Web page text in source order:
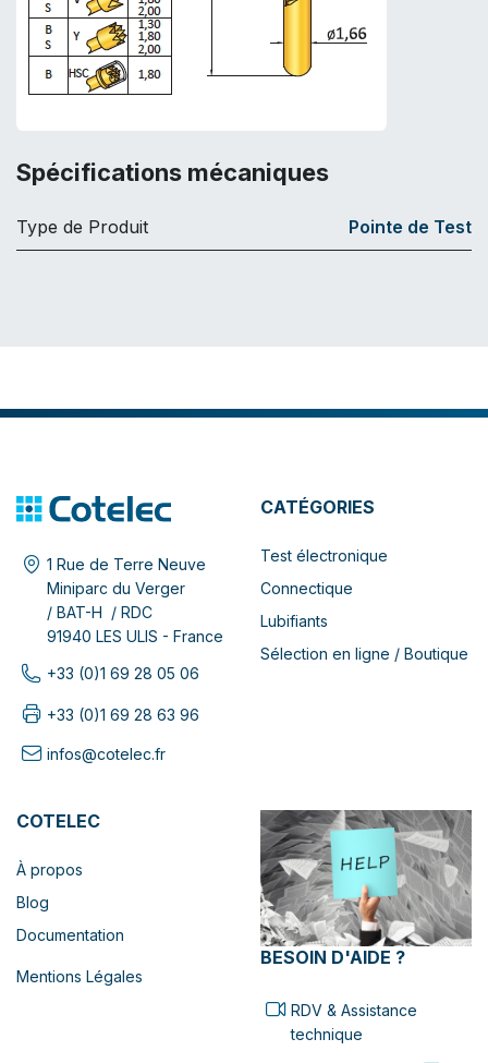
Spécifications mécaniques
Type de Produit Pointe de Test
1 Rue de Terre Neuve
Miniparc du Verger
/ BAT-H / RDC
91940 LES ULIS - France
+33 (0)1 69 28 05 06
+33 (0)1 69 28 63 96
infos@cotelec.fr
CATÉGORIES
Test électronique
Connectique
Lubifiants
Sélection en ligne / Boutique
COTELEC
À propos
Blog
Documentation
Mentions Légales
BESOIN D'AIDE ?
RDV & Assistance
technique